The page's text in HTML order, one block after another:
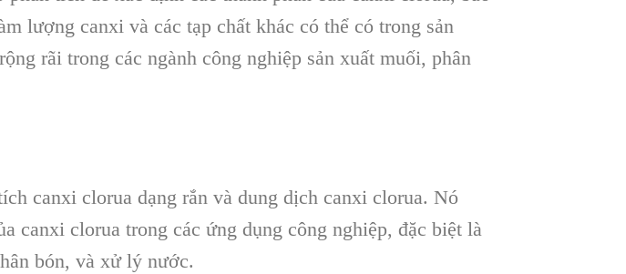
lượng canxi và các tạp chất khác có thể có trong sản
rãi trong các ngành công nghiệp sản xuất muối, phân
canxi clorua dạng rắn và dung dịch canxi clorua. Nó
canxi clorua trong các ứng dụng công nghiệp, đặc biệt là
bón, và xử lý nước.